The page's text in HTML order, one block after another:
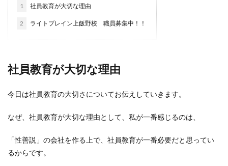
1 社員教育が大切な理由
2 ライトブレイン上飯野校 職員募集中！！
社員教育が大切な理由
今日は社員教育の大切さについてお伝えしていきます。
なぜ、社員教育が大切な理由として、私が一番感じるのは、
「性善説」の会社を作る上で、社員教育が一番必要だと思ってい
るからです。